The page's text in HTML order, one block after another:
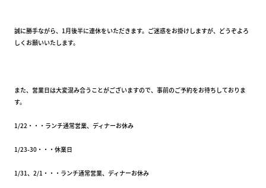
誠に勝手ながら、1月後半に連休をいただきます。ご迷惑をお掛けしますが、どうぞよろ
しくお願いいたします。
また、営業日は大変混み合うことがございますので、事前のご予約をお待ちしておりま
す。
1/22・・・ランチ通常営業、ディナーお休み
1/23-30・・・休業日
1/31、2/1・・・ランチ通常営業、ディナーお休み